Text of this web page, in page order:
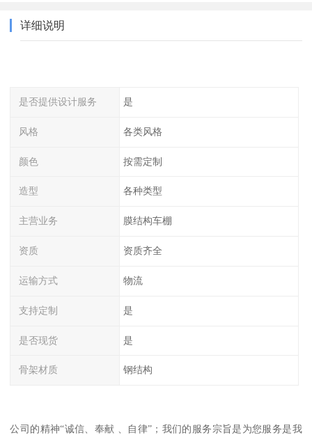
详细说明
是否提供设计服务 是
风格 各类风格
颜色 按需定制
造型 各种类型
主营业务 膜结构车棚
资质 资质齐全
运输方式 物流
支持定制 是
是否现货 是
骨架材质 钢结构
公司的精神“诚信、奉献 、自律”；我们的服务宗旨是为您服务是我